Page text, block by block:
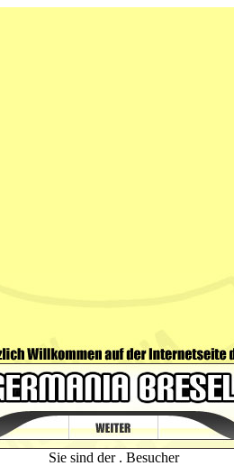
Sie sind der . Besucher